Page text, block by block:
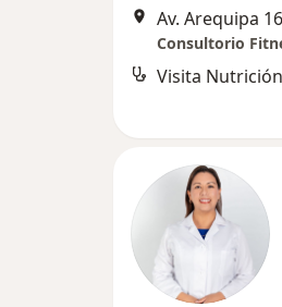
Av. Arequipa
Consultorio
Visita Nutrición